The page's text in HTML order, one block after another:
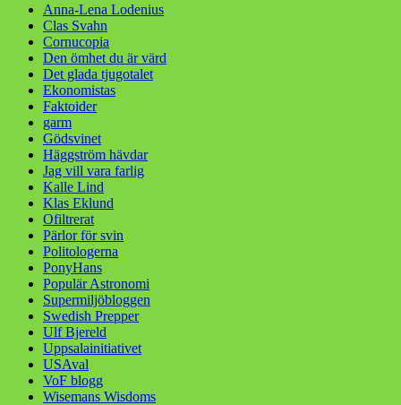
Anna-Lena Lodenius
Clas Svahn
Cornucopia
Den ömhet du är värd
Det glada tjugotalet
Ekonomistas
Faktoider
garm
Gödsvinet
Häggström hävdar
Jag vill vara farlig
Kalle Lind
Klas Eklund
Ofiltrerat
Pärlor för svin
Politologerna
PonyHans
Populär Astronomi
Supermiljöbloggen
Swedish Prepper
Ulf Bjereld
Uppsalainitiativet
USAval
VoF blogg
Wisemans Wisdoms